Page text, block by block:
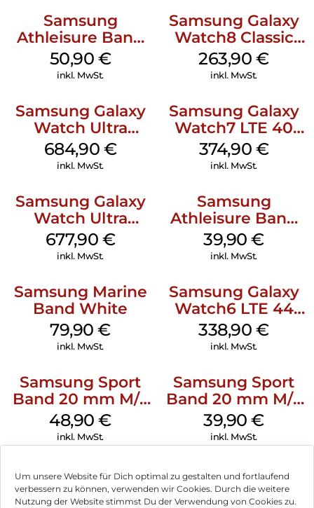
Um unsere Website für Dich optimal zu gestalten und fortlaufend
verbessern zu können, verwenden wir Cookies. Durch die weitere
Nutzung der Website stimmst Du der Verwendung von Cookies zu.
Samsung
Athleisure Band
(M/L) Galaxy
Watch8/Watch8
50,90 €
inkl. MwSt.
Samsung Galaxy
Watch8 Classic
White
263,90€
inkl. MwSt.
Samsung Galaxy
Watch Ultra
Titanium White
684,90 €
inkl. MwSt.
Samsung Galaxy
Watch7 LTE 40
mm Cream
374,90 €
inkl. MwSt.
Samsung Galaxy
Watch Ultra
Titanium Gray
677,90 €
inkl. MwSt.
Samsung
Athleisure Band
M/L Galaxy
Watch7 Silver
39,90€
inkl. MwSt.
Samsung Marine
Band White
79,90€
inkl. MwSt.
Samsung Galaxy
Watch6 LTE 44
mm Graphite
338,90€
inkl. MwSt.
Samsung Sport
Band 20 mm M/L
Galaxy Watch
Series Silber
48,90€
inkl. MwSt.
Samsung Sport
Band 20 mm M/L
Galaxy Watch4
Serie Graphite
39,90€
inkl. MwSt.